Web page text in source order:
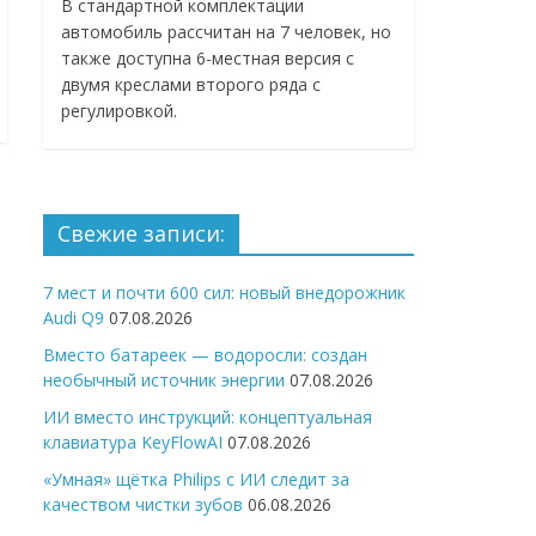
В стандартной комплектации
автомобиль рассчитан на 7 человек, но
также доступна 6-местная версия с
двумя креслами второго ряда с
регулировкой.
Свежие записи:
7 мест и почти 600 сил: новый внедорожник
Audi Q9 07.08.2026
Вместо батареек — водоросли: создан
необычный источник энергии 07.08.2026
ИИ вместо инструкций: концептуальная
клавиатура KeyFlowAI 07.08.2026
«Умная» щётка Philips с ИИ следит за
качеством чистки зубов 06.08.2026